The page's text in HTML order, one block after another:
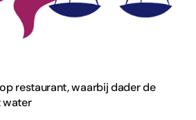
restaurant, waarbij dader de
water